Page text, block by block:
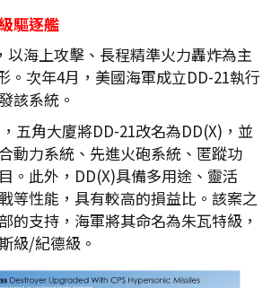
驅逐艦
以海上攻擊、長程精準火力轟炸為主
。次年4月，美國海軍成立DD-21執行
該系統。
五角大廈將DD-21改名為DD(X)，並
動力系統、先進火砲系統、匿蹤功
。此外，DD(X)具備多用途、靈活
等性能，具有較高的損益比。該案之
的支持，海軍將其命名為朱瓦特級，
級/紀德級。